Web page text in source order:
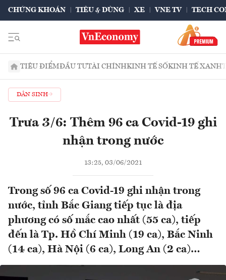
CHỨNG KHOÁN TIÊU & DÙNG XE VNE TV TECH
TIÊU ĐIỂMĐẦU TƯTÀI CHÍNHKINH TẾ SỐKINH TẾ XANH
DÂN SINH
Trưa 3/6: Thêm 96 ca Covid-19 ghi
nhận trong nước
13:25, 03/06/2021
Trong số 96 ca Covid-19 ghi nhận trong
nước, tỉnh Bắc Giang tiếp tục là địa
phương có số mắc cao nhất (55 ca), tiếp
đến là Tp. Hồ Chí Minh (19 ca), Bắc Ninh
(14 ca), Hà Nội (6 ca), Long An (2 ca)…